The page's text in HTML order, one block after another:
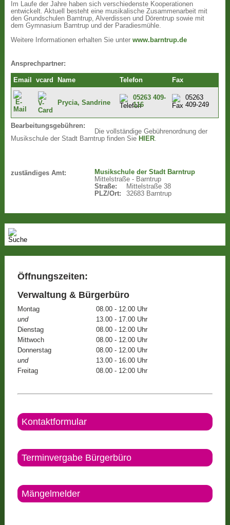
Im Laufe der Jahre haben sich verschiedenste Kooperationen
entwickelt. Aktuell besteht eine musikalische Zusammenarbeit mit
den Grundschulen Barntrup, Alverdissen und Dörentrup sowie mit
dem Gymnasium Barntrup und der Paradiesmühle.
Weitere Informationen erhalten Sie unterwww.barntrup.de
Ansprechpartner:
Email vcard Name Telefon Fax
Prycia, Sandrine
05263 409-
116
05263
409-249
Bearbeitungsgebühren:
Die vollständige Gebührenordnung der
Musikschule der Stadt Barntrup finden Sie HIER
zuständiges Amt:
Musikschule der Stadt Barntrup
Mittelstraße - Barntrup
Straße:
Mittelstraße 38
PLZ/Ort:
32683 Barntrup
Öffnungszeiten:
Verwaltung & Bürgerbüro
Montag
08.00 - 12.00 Uhr
und
13.00 - 17.00 Uhr
Dienstag
08.00 - 12.00 Uhr
Mittwoch
08.00 - 12.00 Uhr
Donnerstag
08.00 - 12.00 Uhr
und
13.00 - 16.00 Uhr
Freitag
08.00 - 12:00 Uhr
Kontaktformular
Terminvergabe Bürgerbüro
Mängelmelder